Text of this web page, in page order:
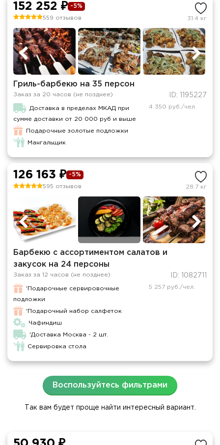
152 252 ₽ -5%
559 отзывов 31.4 кг
Гриль-барбекю на 35 персон
Заказ за 20 часов (не позднее) ID: 1195227
Доставка в пределах МКАД при
сумме доставки от 20 000 руб и выше
Подарочные золотые подложки
Мангальщик
4 350 руб./чел.
126 163 ₽ -5%
595 отзывов 28.7 кг
Барбекю с ассортиментом салатов и
закусок на 24 персоны
Заказ за 12 часов (не позднее) ID: 1082711
'Подарочные сервировочные
подложки
'Подарочный набор салфеток
Чафиндиш
'Доставка Москва - 2 шт.
Сервировка стола
5 257 руб./чел.
Воспользуйтесь фильтрами
Так вам будет проще найти интересный вариант.